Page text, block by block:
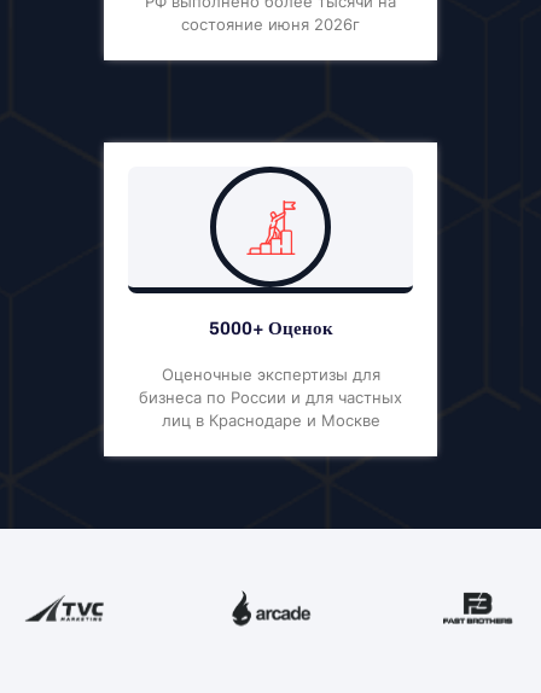
состояние июня 2026г
5000+ Оценок
Оценочные экспертизы для
бизнеса по России и для частных
лиц в Краснодаре и Москве